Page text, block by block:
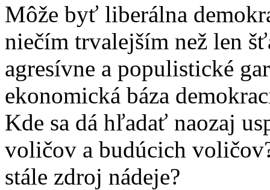
Môže byť liberálna
niečím trvalejším než len
agresívne a populistické
ekonomická báza
Kde sa dá hľadať naozaj
voličov a budúcich
stále zdroj nádeje?